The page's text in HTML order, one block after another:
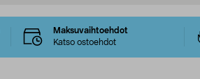
Maksuvaihtoehdot
Katso ostoehdot